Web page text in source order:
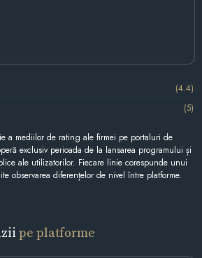
(4.4)
(5)
a mediilor de rating ale firmei pe portaluri de
exclusiv perioada de la lansarea programului și
ale utilizatorilor. Fiecare linie corespunde unui
observarea diferențelor de nivel între platforme.
pe platforme